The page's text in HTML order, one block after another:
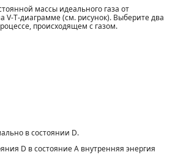
массы идеального газа от
V-Т-диаграмме (см. рисунок). Выберите два
происходящем с газом.
в состоянии D.
D в состояние А внутренняя энергия